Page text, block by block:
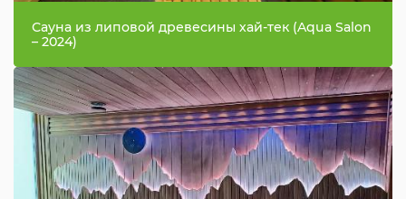
Сауна из липовой древесины хай-тек (Aqua Salon
– 2024)